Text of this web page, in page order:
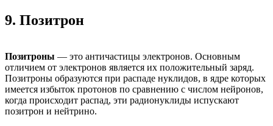
9. Позитрон
Позитроны — это античастицы электронов. Основным
отличием от электронов является их положительный заряд.
Позитроны образуются при распаде нуклидов, в ядре которых
имеется избыток протонов по сравнению с числом нейронов,
когда происходит распад, эти радионуклиды испускают
позитрон и нейтрино.